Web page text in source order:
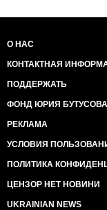
О НАС
КОНТАКТНАЯ
ПОДДЕРЖАТЬ
ФОНД ЮРИЯ БУТУСОВА
РЕКЛАМА
УСЛОВИЯ
ПОЛИТИКА
ЦЕНЗОР НЕТ НОВИНИ
UKRAINIAN NEWS